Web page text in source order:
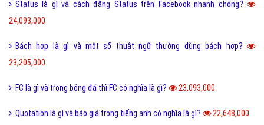
Status là gì và cách đăng Status trên Facebook nhanh chóng?
24,093,000
Bách hợp là gì và một số thuật ngữ thường dùng bách hợp?
23,205,000
FC là gì và trong bóng đá thì FC có nghĩa là gì? 23,093,000
Quotation là gì và báo giá trong tiếng anh có nghĩa là gì? 22,648,000